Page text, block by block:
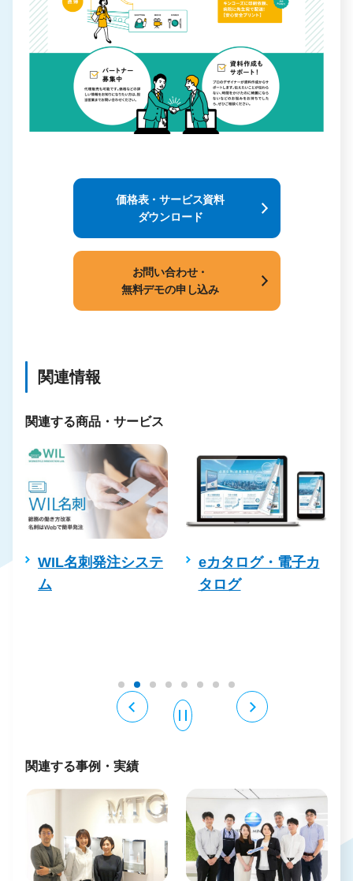
価格表・サービス資料
ダウンロード
お問い合わせ・
無料デモの申し込み
関連情報
関連する商品・サービス
WIL名刺発注システ
ム
eカタログ・電子カ
タログ
関連する事例・実績